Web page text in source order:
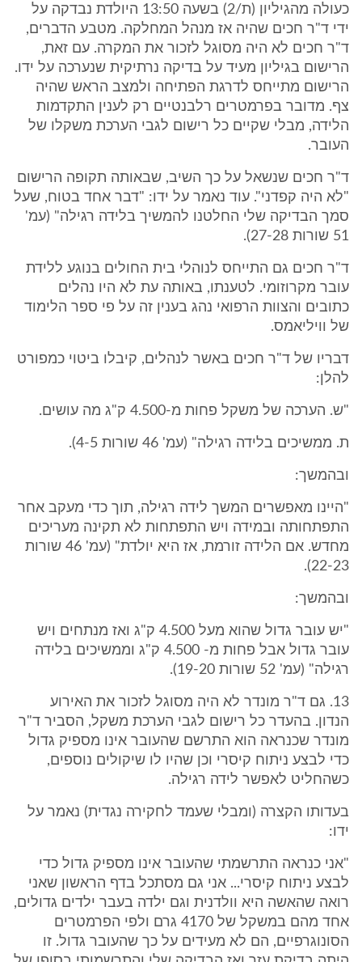
כעולה מהגיליון (ת/2) בשעה 13:50 היולדת נבדקה על
ידי ד"ר חכים שהיה אז מנהל המחלקה. מטבע הדברים,
ד"ר חכים לא היה מסוגל לזכור את המקרה. עם זאת,
הרישום בגיליון מעיד על בדיקה נרתיקית שנערכה על ידו.
הרישום מתייחס לדרגת הפתיחה ולמצב הראש שהיה
צף. מדובר בפרמטרים רלבנטיים רק לענין התקדמות
הלידה, מבלי שקיים כל רישום לגבי הערכת משקלו של
העובר.
ד"ר חכים שנשאל על כך השיב, שבאותה תקופה הרישום
"לא היה קפדני". עוד נאמר על ידו: "דבר אחד בטוח, שעל
סמך הבדיקה שלי החלטנו להמשיך בלידה רגילה" (עמ'
51 שורות 27-28).
ד"ר חכים גם התייחס לנוהלי בית החולים בנוגע ללידת
עובר מקרוזומי. לטענתו, באותה עת לא היו נהלים
כתובים והצוות הרפואי נהג בענין זה על פי ספר הלימוד
של וויליאמס.
דבריו של ד"ר חכים באשר לנהלים, קיבלו ביטוי כמפורט
להלן:
"ש. הערכה של משקל פחות מ-4.500 ק"ג מה עושים.
ת. ממשיכים בלידה רגילה" (עמ' 46 שורות 4-5).
ובהמשך:
"היינו מאפשרים המשך לידה רגילה, תוך כדי מעקב אחר
התפתחותה ובמידה ויש התפתחות לא תקינה מעריכים
מחדש. אם הלידה זורמת, אז היא יולדת" (עמ' 46 שורות
22-23).
ובהמשך:
"יש עובר גדול שהוא מעל 4.500 ק"ג ואז מנתחים ויש
עובר גדול אבל פחות מ- 4.500 ק"ג וממשיכים בלידה
רגילה" (עמ' 52 שורות 19-20).
13. גם ד"ר מונדר לא היה מסוגל לזכור את האירוע
הנדון. בהעדר כל רישום לגבי הערכת משקל, הסביר ד"ר
מונדר שכנראה הוא התרשם שהעובר אינו מספיק גדול
כדי לבצע ניתוח קיסרי וכן שהיו לו שיקולים נוספים,
כשהחליט לאפשר לידה רגילה.
בעדותו הקצרה (ומבלי שעמד לחקירה נגדית) נאמר על
ידו:
"אני כנראה התרשמתי שהעובר אינו מספיק גדול כדי
לבצע ניתוח קיסרי... אני גם מסתכל בדף הראשון שאני
רואה שהאשה היא וולדנית וגם ילדה בעבר ילדים גדולים,
אחד מהם במשקל של 4170 גרם ולפי הפרמטרים
הסונוגרפיים, הם לא מעידים על כך שהעובר גדול. זו